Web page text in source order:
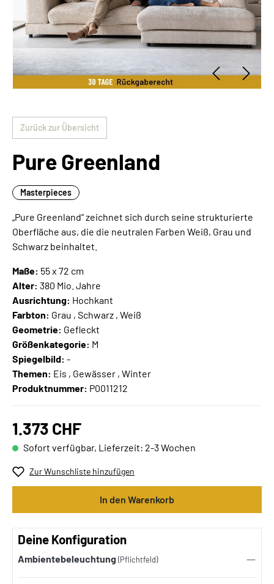
Zurück zur Übersicht
Pure Greenland
Masterpieces
„Pure Greenland“ zeichnet sich durch seine strukturierte
Oberfläche aus, die die neutralen Farben Weiß, Grau und
Schwarz beinhaltet.
Maße: 55 x 72 cm
Alter: 380 Mio. Jahre
Ausrichtung: Hochkant
Farbton: Grau , Schwarz , Weiß
Geometrie: Gefleckt
Größenkategorie: M
Spiegelbild: -
Themen: Eis , Gewässer , Winter
Produktnummer: P0011212
1.373 CHF
Sofort verfügbar, Lieferzeit: 2-3 Wochen
Zur Wunschliste hinzufügen
In den Warenkorb
Deine Konfiguration
Ambientebeleuchtung (Pflichtfeld)